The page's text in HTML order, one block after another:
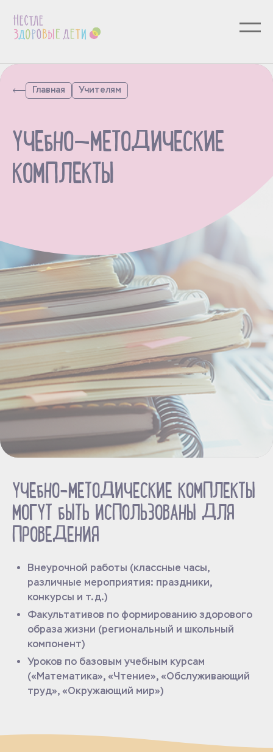
Главная Учителям
УЧЕБНО—МЕТОДИЧЕСКИЕ
КОМПЛЕКТЫ
УЧЕБНО-МЕТОДИЧЕСКИЕ КОМПЛЕКТЫ
МОГУТ БЫТЬ ИСПОЛЬЗОВАНЫ ДЛЯ
ПРОВЕДЕНИЯ
Внеурочной работы (классные часы,
различные мероприятия: праздники,
конкурсы и т.д.)
Факультативов по формированию здорового
образа жизни (региональный и школьный
компонент)
Уроков по базовым учебным курсам
(«Математика», «Чтение», «Обслуживающий
труд», «Окружающий мир»)